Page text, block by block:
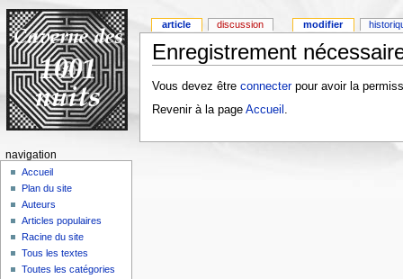
Enregistrement
Vous devez être connecterpour avoir la
Revenir à la page Accueil
article discussion modifier
navigation
Accueil
Plan du site
Auteurs
Articles populaires
Racine du site
Tous les textes
Toutes les catégories